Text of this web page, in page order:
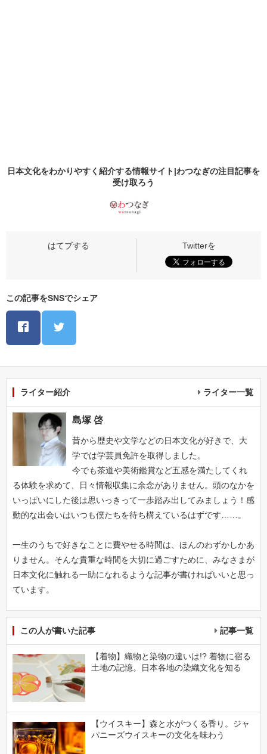
日本文化をわかりやすく紹介する情報サイト|わつなぎの注目記事を
受け取ろう
この記事をSNSでシェア
ライター紹介 ライター一覧
島塚 啓
昔から歴史や文学などの日本文化が好きで、大
学では学芸員免許を取得しました。
今でも茶道や美術鑑賞など五感を満たしてくれ
る体験を求めて、日々情報収集に余念がありません。頭のなかを
いっぱいにした後は思いっきって一歩踏み出してみましょう！感
動的な出会いはいつも僕たちを待ち構えているはずです……。
一生のうちで好きなことに費やせる時間は、ほんのわずかしかあ
りません。そんな貴重な時間を大切に過ごすために、みなさまが
日本文化に触れる一助になれるような記事が書ければいいと思っ
ています。
この人が書いた記事 記事一覧
【着物】織物と染物の違いは!? 着物に宿る
土地の記憶。日本各地の染織文化を知る
【ウイスキー】森と水がつくる香り。ジャ
パニーズウイスキーの文化を味わう